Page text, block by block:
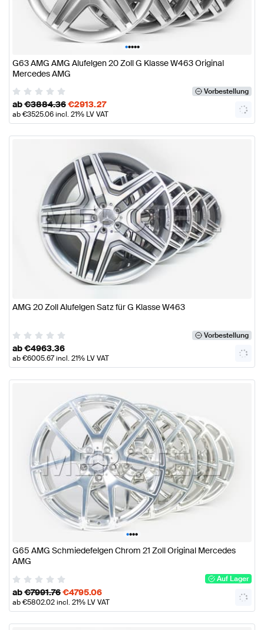
•••••
G63 AMG AMG Alufelgen 20 Zoll G Klasse W463 Original
Mercedes AMG
Vorbestellung
ab€3884.36€2913.27
ab€3525.06incl. 21% LV VAT
AMG 20 Zoll Alufelgen Satz für G Klasse W463
Vorbestellung
ab€4963.36
ab€6005.67incl. 21% LV VAT
••••
G65 AMG Schmiedefelgen Chrom 21 Zoll Original Mercedes
AMG
Auf Lager
ab€7991.76€4795.06
ab€5802.02incl. 21% LV VAT